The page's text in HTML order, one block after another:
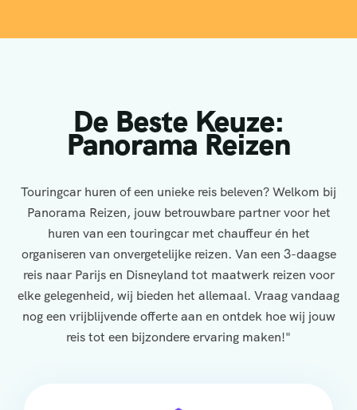
De Beste Keuze:
Panorama Reizen
Touringcar huren of een unieke reis beleven? Welkom bij
Panorama Reizen, jouw betrouwbare partner voor het
huren van een touringcar met chauffeur én het
organiseren van onvergetelijke reizen. Van een 3-daagse
reis naar Parijs en Disneyland tot maatwerk reizen voor
elke gelegenheid, wij bieden het allemaal. Vraag vandaag
nog een vrijblijvende offerte aan en ontdek hoe wij jouw
reis tot een bijzondere ervaring maken!"